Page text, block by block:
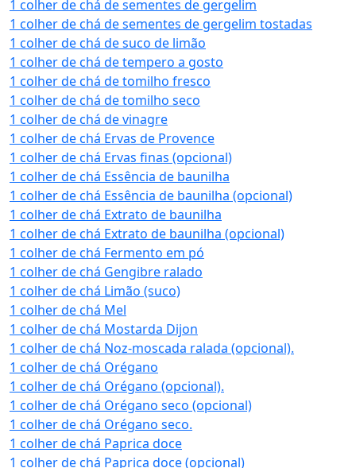
1 colher de chá de sementes de gergelim
1 colher de chá de sementes de gergelim tostadas
1 colher de chá de suco de limão
1 colher de chá de tempero a gosto
1 colher de chá de tomilho fresco
1 colher de chá de tomilho seco
1 colher de chá de vinagre
1 colher de chá Ervas de Provence
1 colher de chá Ervas finas (opcional)
1 colher de chá Essência de baunilha
1 colher de chá Essência de baunilha (opcional)
1 colher de chá Extrato de baunilha
1 colher de chá Extrato de baunilha (opcional)
1 colher de chá Fermento em pó
1 colher de chá Gengibre ralado
1 colher de chá Limão (suco)
1 colher de chá Mel
1 colher de chá Mostarda Dijon
1 colher de chá Noz-moscada ralada (opcional).
1 colher de chá Orégano
1 colher de chá Orégano (opcional).
1 colher de chá Orégano seco (opcional)
1 colher de chá Orégano seco.
1 colher de chá Paprica doce
1 colher de chá Paprica doce (opcional)